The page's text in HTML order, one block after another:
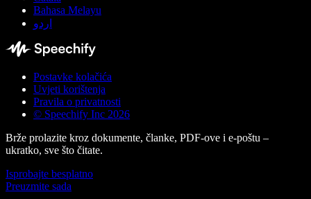
Bahasa Melayu
اردو
Postavke kolačića
Uvjeti korištenja
Pravila o privatnosti
© Speechify Inc 2026
Brže prolazite kroz dokumente, članke, PDF-ove i e-poštu –
ukratko, sve što čitate.
Isprobajte besplatno
Preuzmite sada